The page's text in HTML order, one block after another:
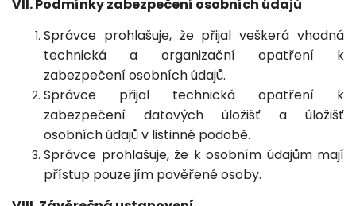
VII. Podmínky zabezpečení osobních údajů
Správce prohlašuje, že přijal veškerá vhodná
technická a organizační opatření k
zabezpečení osobních údajů.
Správce přijal technická opatření k
zabezpečení datových úložišť a úložišť
osobních údajů v listinné podobě.
Správce prohlašuje, že k osobním údajům mají
přístup pouze jím pověřené osoby.